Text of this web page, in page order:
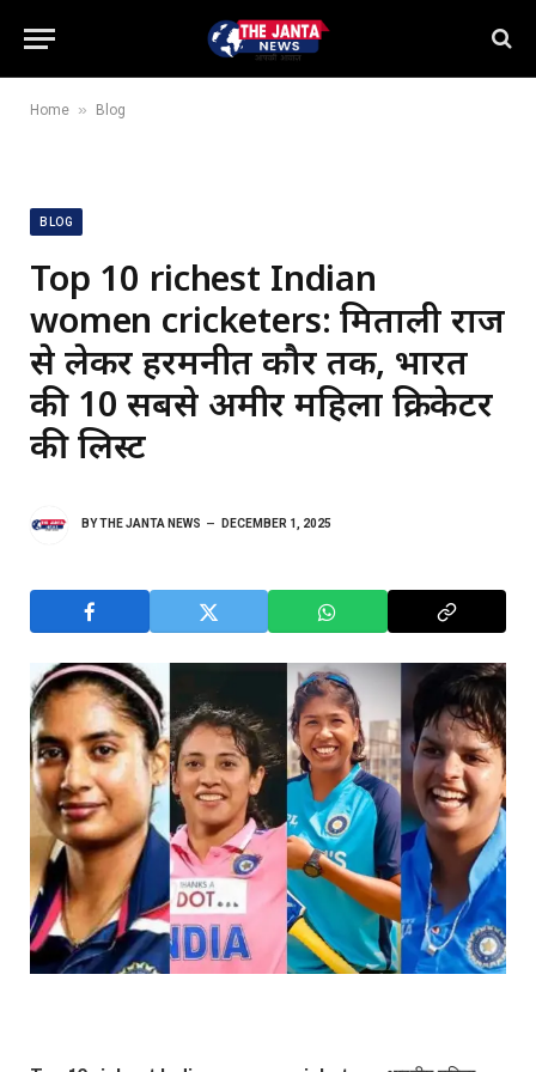
Home » Blog
BLOG
Top 10 richest Indian
women cricketers: मिताली राज
से लेकर हरमनप्रीत कौर तक, भारत
की 10 सबसे अमीर महिला क्रिकेटर
की लिस्ट
BYTHE JANTA NEWS DECEMBER 1, 2025